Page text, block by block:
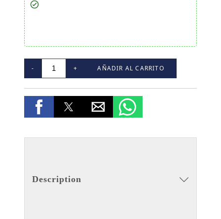
- + AÑADIR AL CARRITO
Description